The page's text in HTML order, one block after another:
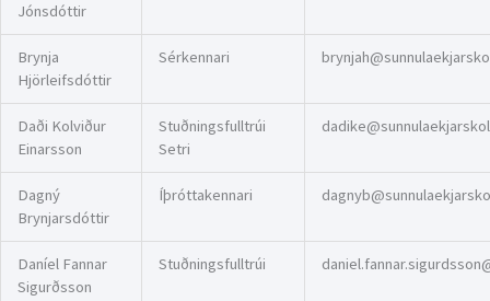
Jónsdóttir
Brynja
Hjörleifsdóttir
Sérkennari
Daði Kolviður
Einarsson
Stuðningsfulltrúi
Setri
Dagný
Brynjarsdóttir
Íþróttakennari
Daníel Fannar
Sigurðsson
Stuðningsfulltrúi